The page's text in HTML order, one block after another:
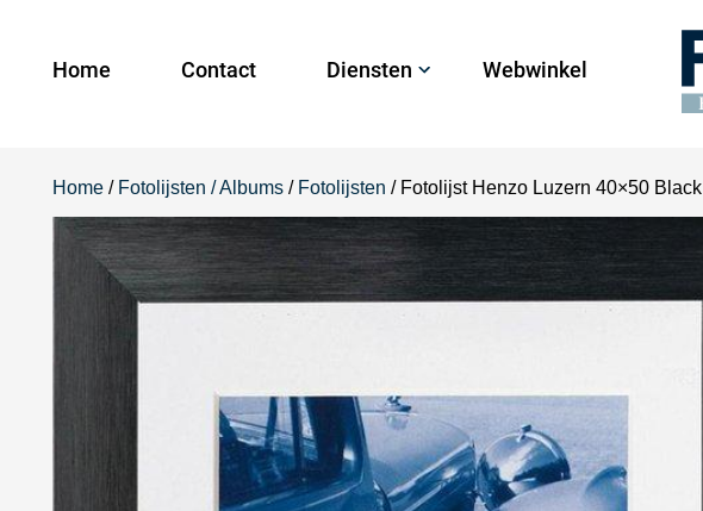
Home Contact Diensten Webwinkel
Home / Fotolijsten / Albums / Fotolijsten / Fotolijst Henzo Luzern 40×50 Black